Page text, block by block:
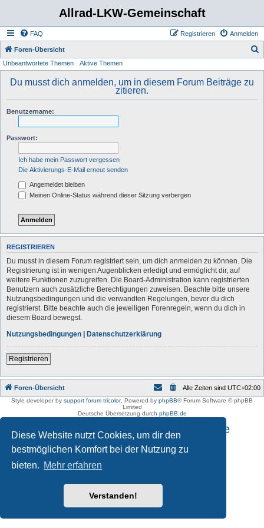
Diese Website nutzt Cookies, um dir den
bestmöglichen Komfort bei der Nutzung zu
bieten. Mehr erfahren
Verstanden!
Allrad-LKW-Gemeinschaft
FAQ Anmelden
Registrieren
Foren-Übersicht
Unbeantwortete Themen Aktive Themen
Du musst dich anmelden, um in diesem Forum Beiträge zu
zitieren.
Benutzername:
Passwort:
Ich habe mein Passwort vergessen
Die Aktivierungs-E-Mail erneut senden
Angemeldet bleiben
Meinen Online-Status während dieser Sitzung verbergen
REGISTRIEREN
Du musst in diesem Forum registriert sein, um dich anmelden zu können. Die
Registrierung ist in wenigen Augenblicken erledigt und ermöglicht dir, auf
weitere Funktionen zuzugreifen. Die Board-Administration kann registrierten
Benutzern auch zusätzliche Berechtigungen zuweisen. Beachte bitte unsere
Nutzungsbedingungen und die verwandten Regelungen, bevor du dich
registrierst. Bitte beachte auch die jeweiligen Forenregeln, wenn du dich in
diesem Board bewegst.
Nutzungsbedingungen | Datenschutzerklärung
Registrieren
Foren-Übersicht Alle Zeiten sind UTC+02:00
Style developer by support forum tricolor, Powered by phpBB® Forum Software © phpBB
Limited
Deutsche Übersetzung durch phpBB.de
Impressum und Datenschutzhinweise